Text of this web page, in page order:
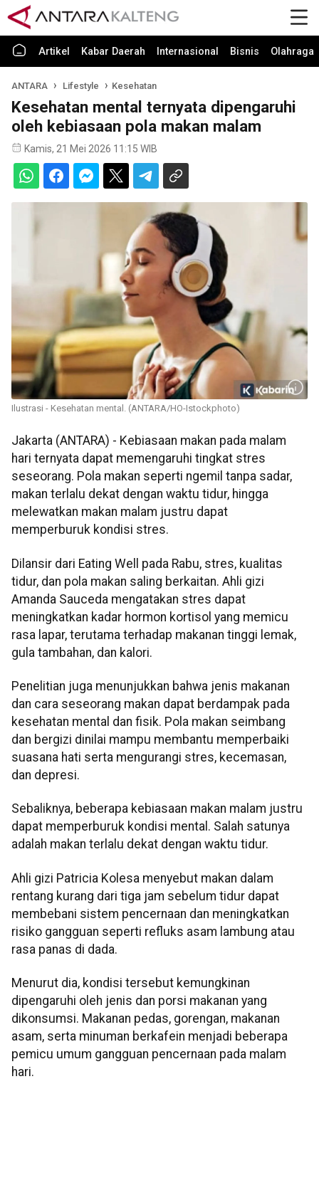
Artikel Kabar Daerah Internasional Bisnis Olahraga
ANTARA Lifestyle Kesehatan
Kesehatan mental ternyata dipengaruhi
oleh kebiasaan pola makan malam
Kamis, 21 Mei 2026 11:15 WIB
Ilustrasi - Kesehatan mental. (ANTARA/HO-Istockphoto)
Jakarta (ANTARA) - Kebiasaan makan pada malam
hari ternyata dapat memengaruhi tingkat stres
seseorang. Pola makan seperti ngemil tanpa sadar,
makan terlalu dekat dengan waktu tidur, hingga
melewatkan makan malam justru dapat
memperburuk kondisi stres.
Dilansir dari Eating Well pada Rabu, stres, kualitas
tidur, dan pola makan saling berkaitan. Ahli gizi
Amanda Sauceda mengatakan stres dapat
meningkatkan kadar hormon kortisol yang memicu
rasa lapar, terutama terhadap makanan tinggi lemak,
gula tambahan, dan kalori.
Penelitian juga menunjukkan bahwa jenis makanan
dan cara seseorang makan dapat berdampak pada
kesehatan mental dan fisik. Pola makan seimbang
dan bergizi dinilai mampu membantu memperbaiki
suasana hati serta mengurangi stres, kecemasan,
dan depresi.
Sebaliknya, beberapa kebiasaan makan malam justru
dapat memperburuk kondisi mental. Salah satunya
adalah makan terlalu dekat dengan waktu tidur.
Ahli gizi Patricia Kolesa menyebut makan dalam
rentang kurang dari tiga jam sebelum tidur dapat
membebani sistem pencernaan dan meningkatkan
risiko gangguan seperti refluks asam lambung atau
rasa panas di dada.
Menurut dia, kondisi tersebut kemungkinan
dipengaruhi oleh jenis dan porsi makanan yang
dikonsumsi. Makanan pedas, gorengan, makanan
asam, serta minuman berkafein menjadi beberapa
pemicu umum gangguan pencernaan pada malam
hari.